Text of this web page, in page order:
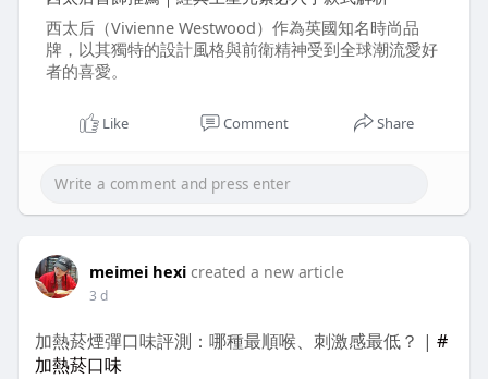
西太后（Vivienne Westwood）作為英國知名時尚品
牌，以其獨特的設計風格與前衛精神受到全球潮流愛好
者的喜愛。
Like Comment Share
meimei hexi created a new article
3 d
加熱菸煙彈口味評測：哪種最順喉、刺激感最低？ | #
加熱菸口味